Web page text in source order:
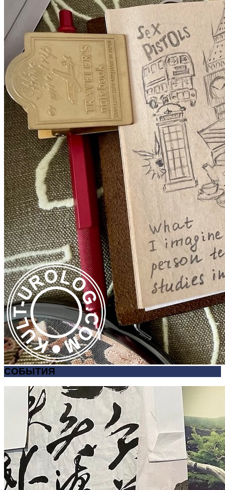
СОБЫТИЯ